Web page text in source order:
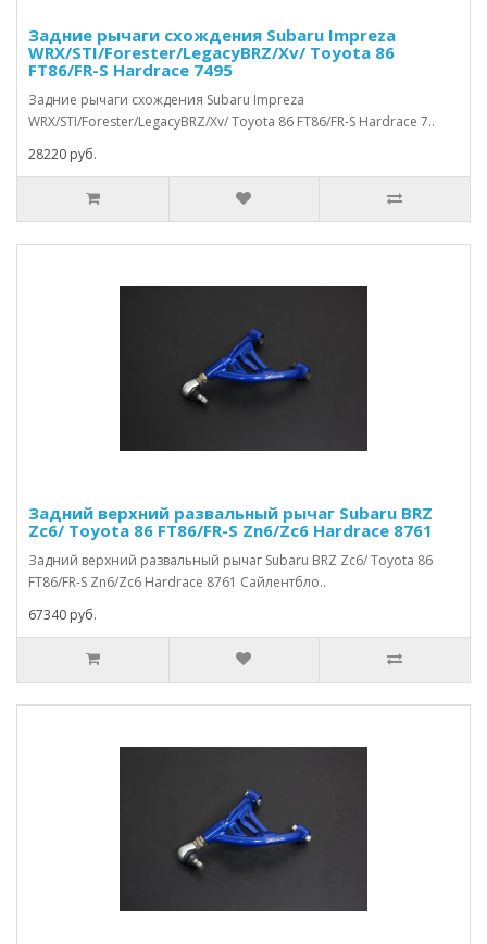
Задние рычаги схождения Subaru Impreza
WRX/STI/Forester/LegacyBRZ/Xv/ Toyota 86
FT86/FR-S Hardrace 7495
Задние рычаги схождения Subaru Impreza
WRX/STI/Forester/LegacyBRZ/Xv/ Toyota 86 FT86/FR-S Hardrace 7..
28220 руб.
Задний верхний развальный рычаг Subaru BRZ
Zc6/ Toyota 86 FT86/FR-S Zn6/Zc6 Hardrace 8761
Задний верхний развальный рычаг Subaru BRZ Zc6/ Toyota 86
FT86/FR-S Zn6/Zc6 Hardrace 8761 Сайлентбло..
67340 руб.